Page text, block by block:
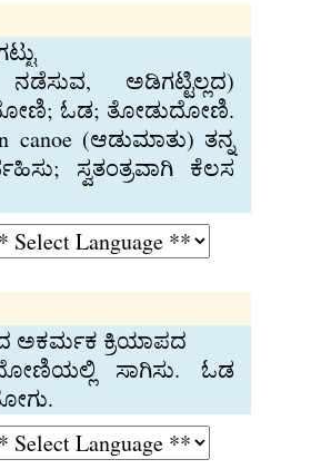
ಅಡಿಗಟ್ಟಿಲ್ಲದ)
ಓಡ; ತೋಡುದೋಣಿ.
canoe (ಆಡುಮಾತು) ತನ್ನ
ಸ್ವತಂತ್ರವಾಗಿ ಕೆಲಸ
ಅಕರ್ಮಕ ಕ್ರಿಯಾಪದ
ಸಾಗಿಸು. ಓಡ